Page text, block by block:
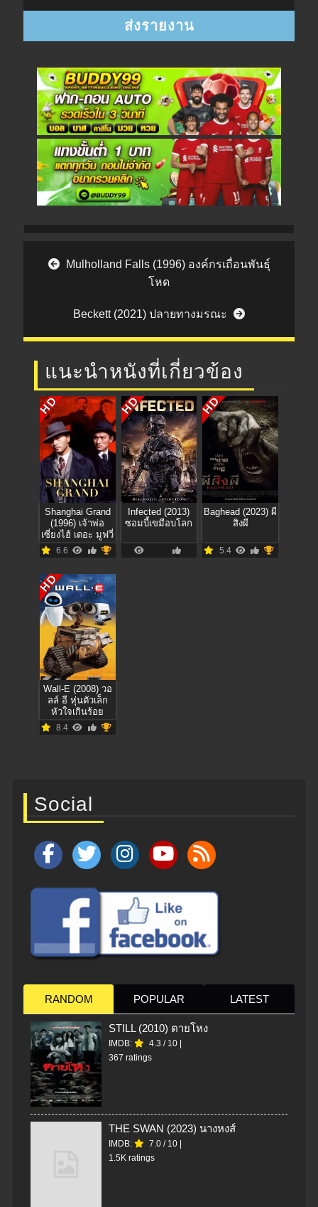
Post navigation
Mulholland Falls (1996) องค์กรเถื่อนพันธุ์
โหด
Beckett (2021) ปลายทางมรณะ
แนะนำหนังที่เกี่ยวข้อง
HD
Shanghai Grand
(1996) เจ้าพ่อ
เซี่ยงไฮ้ เดอะ มูฟวี่
6.6
HD
Infected (2013)
ซอมบี้เขมือบโลก
HD
Baghead (2023) ผี
สิงผี
5.4
HD
Wall-E (2008) วอ
ลล์ อี หุ่นตัวเล็ก
หัวใจเกินร้อย
8.4
Social
RANDOM POPULAR LATEST
STILL (2010) ตายโหง
IMDB: 4.3 / 10 |
367 ratings
THE SWAN (2023) นางหงส์
IMDB: 7.0 / 10 |
1.5K ratings